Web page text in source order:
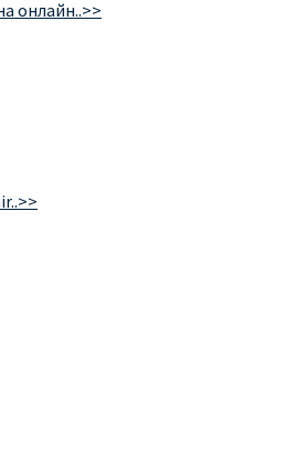
онлайн..>>